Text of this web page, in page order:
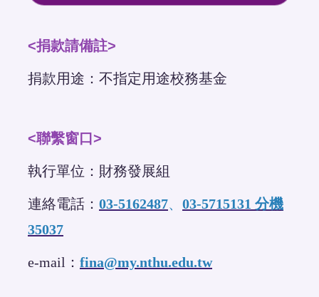
<捐款請備註>
捐款用途：不指定用途校務基金
<聯繫窗口>
執行單位：財務發展組
連絡電話： 03-5162487、 03-5715131 分機
35037
e-mail： fina@my.nthu.edu.tw